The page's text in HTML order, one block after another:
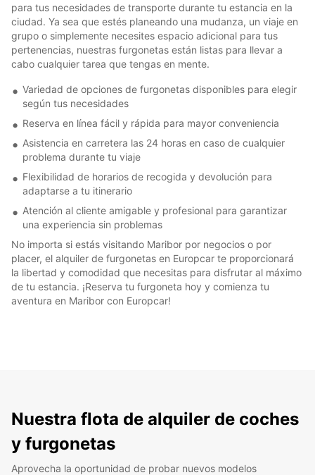
para tus necesidades de transporte durante tu estancia en la
ciudad. Ya sea que estés planeando una mudanza, un viaje en
grupo o simplemente necesites espacio adicional para tus
pertenencias, nuestras furgonetas están listas para llevar a
cabo cualquier tarea que tengas en mente.
Variedad de opciones de furgonetas disponibles para elegir
según tus necesidades
Reserva en línea fácil y rápida para mayor conveniencia
Asistencia en carretera las 24 horas en caso de cualquier
problema durante tu viaje
Flexibilidad de horarios de recogida y devolución para
adaptarse a tu itinerario
Atención al cliente amigable y profesional para garantizar
una experiencia sin problemas
No importa si estás visitando Maribor por negocios o por
placer, el alquiler de furgonetas en Europcar te proporcionará
la libertad y comodidad que necesitas para disfrutar al máximo
de tu estancia. ¡Reserva tu furgoneta hoy y comienza tu
aventura en Maribor con Europcar!
Nuestra flota de alquiler de coches
y furgonetas
Aprovecha la oportunidad de probar nuevos modelos